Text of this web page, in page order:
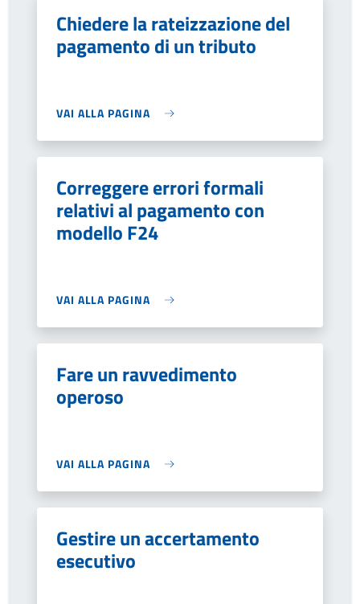
Chiedere la rateizzazione del
pagamento di un tributo
VAI ALLA PAGINA
Correggere errori formali
relativi al pagamento con
modello F24
VAI ALLA PAGINA
Fare un ravvedimento
operoso
VAI ALLA PAGINA
Gestire un accertamento
esecutivo